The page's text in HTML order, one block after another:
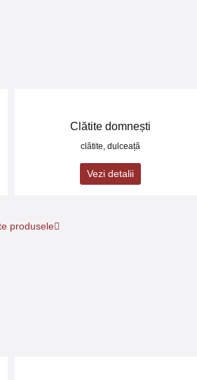
Clătite domnești
clătite, dulceață
Vezi detalii
produsele